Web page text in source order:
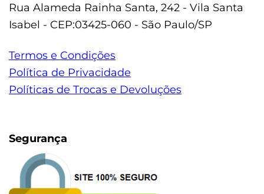
Rua Alameda Rainha Santa, 242 - Vila Santa
Isabel - CEP:03425-060 - São Paulo/SP
Termos e Condições
Política de Privacidade
Políticas de Trocas e Devoluções
Segurança